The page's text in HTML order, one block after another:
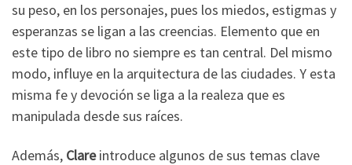
su peso, en los personajes, pues los miedos, estigmas y
esperanzas se ligan a las creencias. Elemento que en
este tipo de libro no siempre es tan central. Del mismo
modo, influye en la arquitectura de las ciudades. Y esta
misma fe y devoción se liga a la realeza que es
manipulada desde sus raíces.
Además, Clareintroduce algunos de sus temas clave